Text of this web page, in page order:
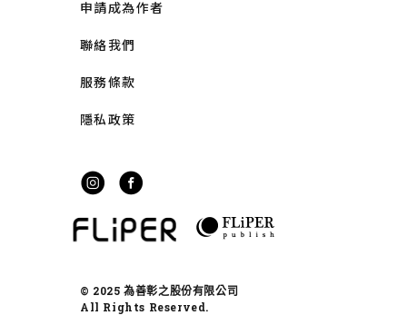
申請成為作者
聯絡我們
服務條款
隱私政策
© 2025 為善彰之股份有限公司
All Rights Reserved.